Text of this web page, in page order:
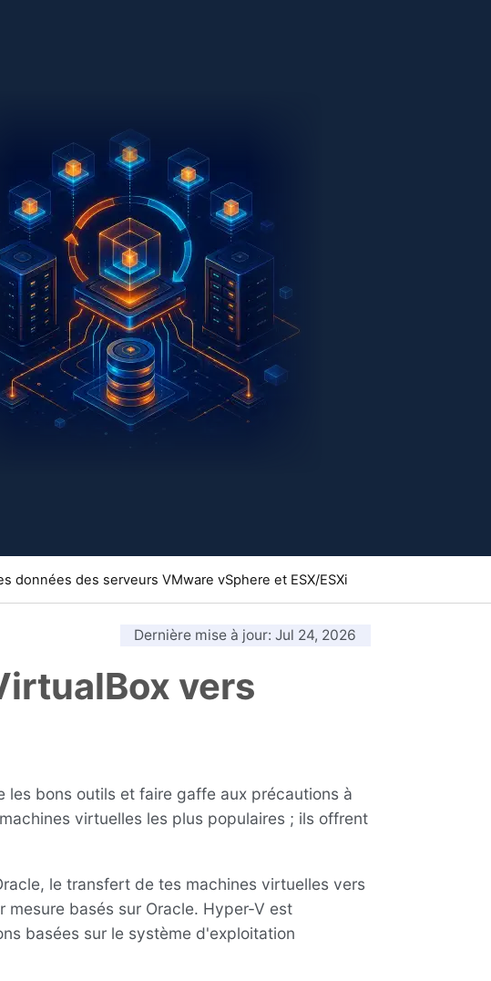
données des serveurs VMware vSphere et ESX/ESXi
Dernière mise à jour: Jul 24, 2026
vers
bons outils et faire gaffe aux précautions à
virtuelles les plus populaires ; ils offrent
le transfert de tes machines virtuelles vers
basés sur Oracle. Hyper-V est
basées sur le système d'exploitation